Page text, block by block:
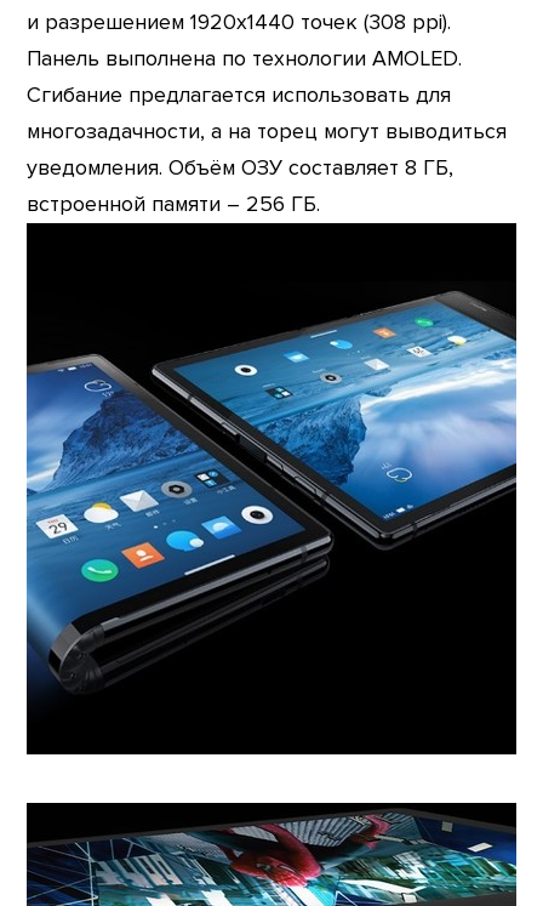
и разрешением 1920х1440 точек (308 ppi).
Панель выполнена по технологии AMOLED.
Сгибание предлагается использовать для
многозадачности, а на торец могут выводиться
уведомления. Объём ОЗУ составляет 8 ГБ,
встроенной памяти – 256 ГБ.